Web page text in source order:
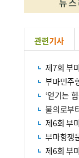
관련기사
제7회 부
부마민주
‘얻기는
불의로부
제6회 부
부마항쟁
제6회 부